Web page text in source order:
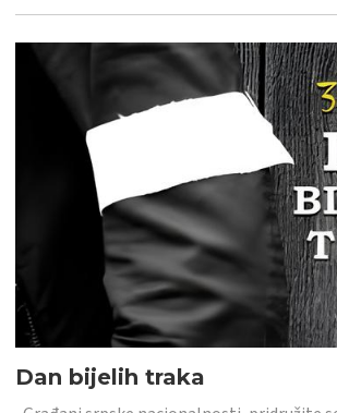
Dan bijelih traka